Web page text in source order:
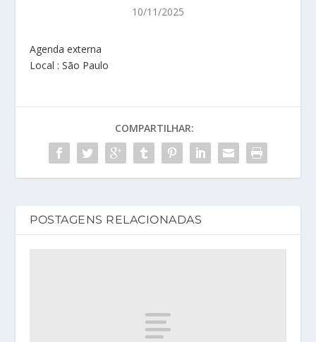
10/11/2025
Agenda externa
Local : São Paulo
COMPARTILHAR:
POSTAGENS RELACIONADAS